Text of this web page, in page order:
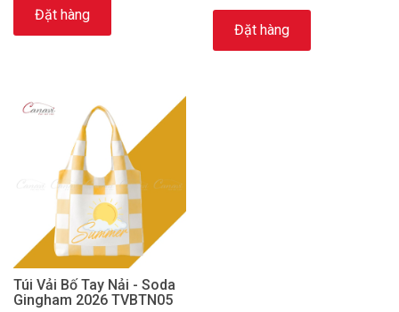
Đặt hàng
Đặt hàng
Túi Vải Bố Tay Nải - Soda
Gingham 2026 TVBTN05